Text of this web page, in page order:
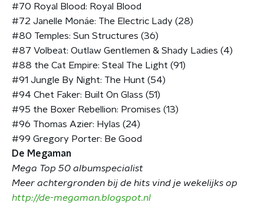
#70 Royal Blood: Royal Blood
#72 Janelle Monáe: The Electric Lady (28)
#80 Temples: Sun Structures (36)
#87 Volbeat: Outlaw Gentlemen & Shady Ladies (4)
#88 the Cat Empire: Steal The Light (91)
#91 Jungle By Night: The Hunt (54)
#94 Chet Faker: Built On Glass (51)
#95 the Boxer Rebellion: Promises (13)
#96 Thomas Azier: Hylas (24)
#99 Gregory Porter: Be Good
De Megaman
Mega Top 50 albumspecialist
Meer achtergronden bij de hits vind je wekelijks op
http://de-megaman.blogspot.nl